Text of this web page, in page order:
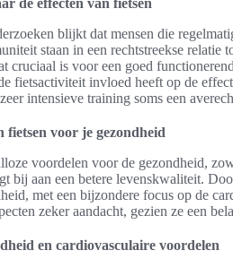
de effecten van fietsen
blijkt dat mensen die
staan in een rechtstreekse
cruciaal is voor een goed
fietsactiviteit invloed heeft op de
intensieve training soms een
fietsen voor je gezondheid
voordelen voor de gezondheid,
bij aan een betere levenskwaliteit.
met een bijzondere focus op de
zeker aandacht, gezien ze een
en cardiovasculaire voordelen